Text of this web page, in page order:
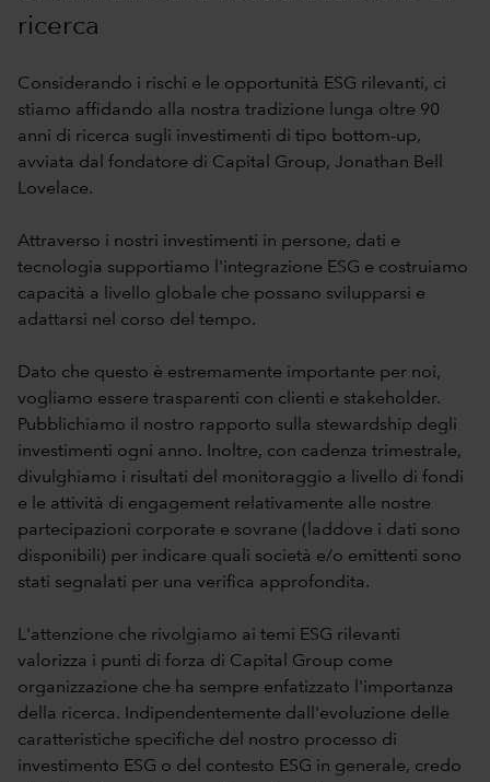
ricerca
Considerando i rischi e le opportunità ESG rilevanti, ci
stiamo affidando alla nostra tradizione lunga oltre 90
anni di ricerca sugli investimenti di tipo bottom-up,
avviata dal fondatore di Capital Group, Jonathan Bell
Lovelace.
Attraverso i nostri investimenti in persone, dati e
tecnologia supportiamo l'integrazione ESG e costruiamo
capacità a livello globale che possano svilupparsi e
adattarsi nel corso del tempo.
Dato che questo è estremamente importante per noi,
vogliamo essere trasparenti con clienti e stakeholder.
Pubblichiamo il nostro rapporto sulla stewardship degli
investimenti ogni anno. Inoltre, con cadenza trimestrale,
divulghiamo i risultati del monitoraggio a livello di fondi
e le attività di engagement relativamente alle nostre
partecipazioni corporate e sovrane (laddove i dati sono
disponibili) per indicare quali società e/o emittenti sono
stati segnalati per una verifica approfondita.
L'attenzione che rivolgiamo ai temi ESG rilevanti
valorizza i punti di forza di Capital Group come
organizzazione che ha sempre enfatizzato l'importanza
della ricerca. Indipendentemente dall'evoluzione delle
caratteristiche specifiche del nostro processo di
investimento ESG o del contesto ESG in generale, credo